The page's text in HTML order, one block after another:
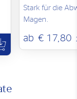
Stark für die
Magen.
ab € 17,80